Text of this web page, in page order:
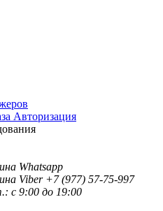
Авторизация
+7 (977) 57-75-997
с 9:00 до 19:00